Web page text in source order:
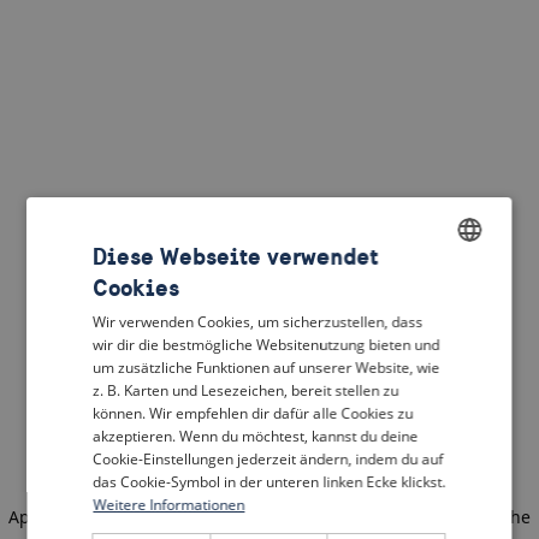
Application error: a client-side exception has occurred
(see the
DUTCH
FRENCH
GERMAN
Diese Webseite verwendet
Cookies
Wir verwenden Cookies, um sicherzustellen, dass
wir dir die bestmögliche Websitenutzung bieten und
um zusätzliche Funktionen auf unserer Website, wie
z. B. Karten und Lesezeichen, bereit stellen zu
können. Wir empfehlen dir dafür alle Cookies zu
akzeptieren. Wenn du möchtest, kannst du deine
Cookie-Einstellungen jederzeit ändern, indem du auf
das Cookie-Symbol in der unteren linken Ecke klickst.
Weitere Informationen